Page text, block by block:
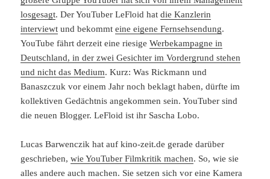
losgesagt. Der YouTuber LeFloid hatdie Kanzlerin
interviewt und bekommteine eigene Fernsehsendung.
YouTube fährt derzeit eine riesigeWerbekampagne in
Deutschland, in der zwei Gesichter im Vordergrund stehen
und nicht das Medium. Kurz: Was Rickmann und
Banaszczuk vor einem Jahr noch beklagt haben, dürfte im
kollektiven Gedächtnis angekommen sein. YouTuber sind
die neuen Blogger. LeFloid ist ihr Sascha Lobo.
Lucas Barwenczik hat auf kino-zeit.de gerade darüber
geschrieben,wie YouTuber Filmkritik machen. So, wie sie
alles andere auch machen. Sie setzen sich vor eine Kamera